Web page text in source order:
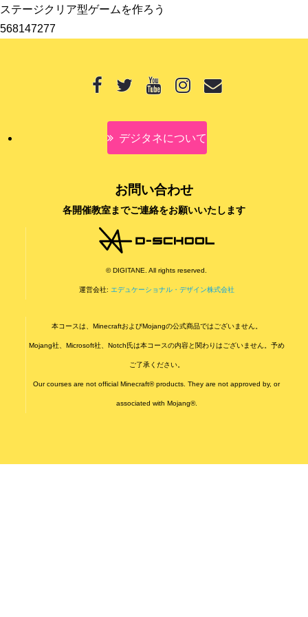
ステージクリア型ゲームを作ろう
568147277
デジタネについて
お問い合わせ
各開催教室までご連絡をお願いいたします
© DIGITANE. All rights reserved.
運営会社: エデュケーショナル・デザイン株式会社
本コースは、MinecraftおよびMojangの公式商品ではございません。
Mojang社、Microsoft社、Notch氏は本コースの内容と関わりはございません。予め
ご了承ください。
Our courses are not official Minecraft® products. They are not approved by, or
associated with Mojang®.